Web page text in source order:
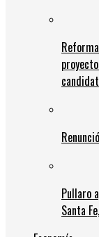
Pullaro
Santa